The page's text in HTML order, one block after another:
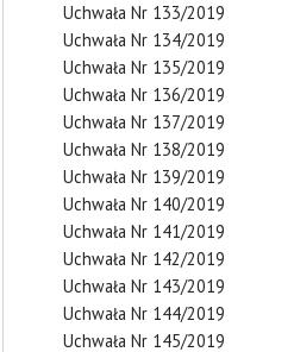
Uchwała Nr 133/2019
Uchwała Nr 134/2019
Uchwała Nr 135/2019
Uchwała Nr 136/2019
Uchwała Nr 137/2019
Uchwała Nr 138/2019
Uchwała Nr 139/2019
Uchwała Nr 140/2019
Uchwała Nr 141/2019
Uchwała Nr 142/2019
Uchwała Nr 143/2019
Uchwała Nr 144/2019
Uchwała Nr 145/2019